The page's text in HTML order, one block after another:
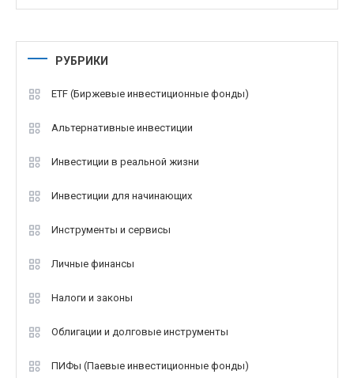
РУБРИКИ
ETF (Биржевые инвестиционные фонды)
Альтернативные инвестиции
Инвестиции в реальной жизни
Инвестиции для начинающих
Инструменты и сервисы
Личные финансы
Налоги и законы
Облигации и долговые инструменты
ПИФы (Паевые инвестиционные фонды)